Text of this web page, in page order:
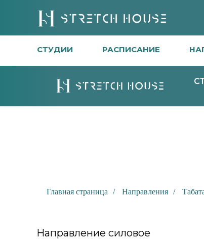
СТУДИИ РАСПИСАНИЕ
Главная страница / Направления /
Направление силовое